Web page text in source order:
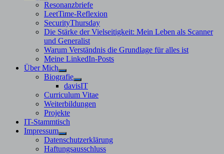
Untermenü
anzeigen
Resonanzbriefe
LeetTime-Reflexion
SecurityThursday
Die Stärke der Vielseitigkeit: Mein Leben als Scanner
und Generalist
Warum Verständnis die Grundlage für alles ist
Meine LinkedIn-Posts
Über Mich
Untermenü
anzeigen
Biografie
Untermenü
anzeigen
davisIT
Curriculum Vitae
Weiterbildungen
Projekte
IT-Stammtisch
Impressum
Untermenü
anzeigen
Datenschutzerklärung
Haftungsausschluss